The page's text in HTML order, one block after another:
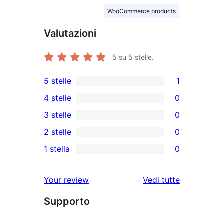
WooCommerce products
Valutazioni
5 su 5 stelle.
1
5-
recensioni
a
stelle
5 stelle 1
recensioni
a
4-
4 stelle 0
0
recensioni
a
stelle
3 stelle 0
recensioni
2-
stelle
2 stelle 0
a
1-
1 stella 0
Your review Vedi tuttele
Supporto